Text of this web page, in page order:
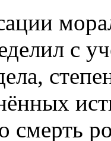
с
смерть